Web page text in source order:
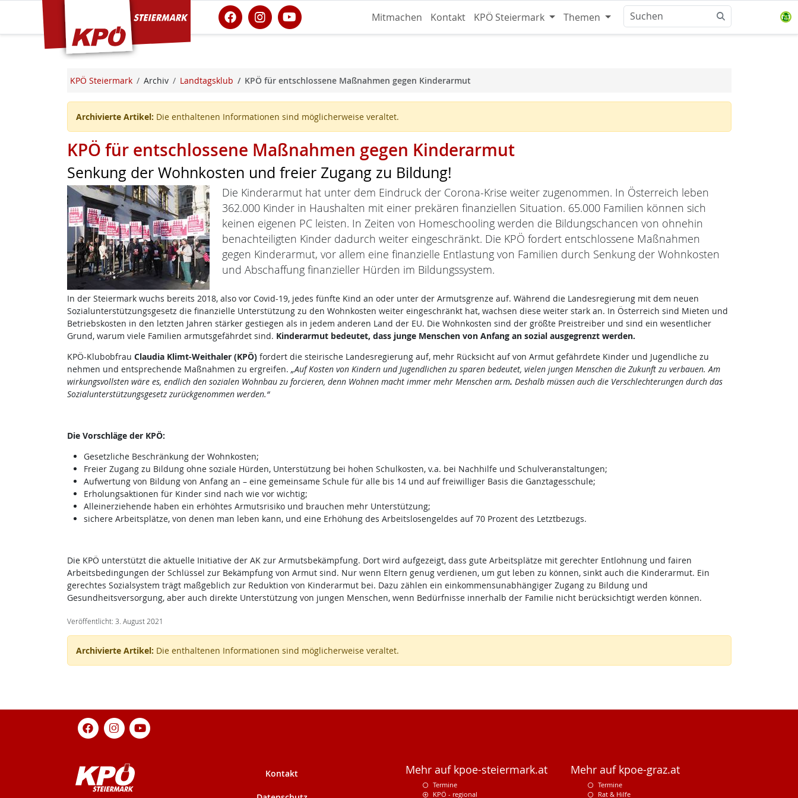
KPÖ Steiermark Mitmachen Kontakt KPÖ Steiermark Themen
KPÖ Steiermark Archiv Landtagsklub KPÖ für entschlossene Maßnahmen gegen Kinderarmut
Archivierte Artikel: Die enthaltenen Informationen sind möglicherweise veraltet.
KPÖ für entschlossene Maßnahmen gegen Kinderarmut
Senkung der Wohnkosten und freier Zugang zu Bildung!
Die Kinderarmut hat unter dem Eindruck der Corona-Krise weiter zugenommen. In Österreich leben
362.000 Kinder in Haushalten mit einer prekären finanziellen Situation. 65.000 Familien können sich
keinen eigenen PC leisten. In Zeiten von Homeschooling werden die Bildungschancen von ohnehin
benachteiligten Kinder dadurch weiter eingeschränkt. Die KPÖ fordert entschlossene Maßnahmen
gegen Kinderarmut, vor allem eine finanzielle Entlastung von Familien durch Senkung der Wohnkosten
und Abschaffung finanzieller Hürden im Bildungssystem.
In der Steiermark wuchs bereits 2018, also vor Covid-19, jedes fünfte Kind an oder unter der Armutsgrenze auf. Während die Landesregierung mit dem neuen
Sozialunterstützungsgesetz die finanzielle Unterstützung zu den Wohnkosten weiter eingeschränkt hat, wachsen diese weiter stark an. In Österreich sind Mieten und
Betriebskosten in den letzten Jahren stärker gestiegen als in jedem anderen Land der EU. Die Wohnkosten sind der größte Preistreiber und sind ein wesentlicher
Grund, warum viele Familien armutsgefährdet sind. Kinderarmut bedeutet, dass junge Menschen von Anfang an sozial ausgegrenzt werden.
KPÖ-Klubobfrau Claudia Klimt-Weithaler (KPÖ)fordert die steirische Landesregierung auf, mehr Rücksicht auf von Armut gefährdete Kinder und Jugendliche zu
nehmen und entsprechende Maßnahmen zu ergreifen. „Auf Kosten von Kindern und Jugendlichen zu sparen bedeutet, vielen jungen Menschen die Zukunft zu verbauen. Am
wirkungsvollsten wäre es, endlich den sozialen Wohnbau zu forcieren, denn Wohnen macht immer mehr Menschen arm. Deshalb müssen auch die Verschlechterungen durch das
Sozialunterstützungsgesetz zurückgenommen werden.“
Die Vorschläge der KPÖ:
Gesetzliche Beschränkung der Wohnkosten;
Freier Zugang zu Bildung ohne soziale Hürden, Unterstützung bei hohen Schulkosten, v.a. bei Nachhilfe und Schulveranstaltungen;
Aufwertung von Bildung von Anfang an – eine gemeinsame Schule für alle bis 14 und auf freiwilliger Basis die Ganztagesschule;
Erholungsaktionen für Kinder sind nach wie vor wichtig;
Alleinerziehende haben ein erhöhtes Armutsrisiko und brauchen mehr Unterstützung;
sichere Arbeitsplätze, von denen man leben kann, und eine Erhöhung des Arbeitslosengeldes auf 70 Prozent des Letztbezugs.
Die KPÖ unterstützt die aktuelle Initiative der AK zur Armutsbekämpfung. Dort wird aufgezeigt, dass gute Arbeitsplätze mit gerechter Entlohnung und fairen
Arbeitsbedingungen der Schlüssel zur Bekämpfung von Armut sind. Nur wenn Eltern genug verdienen, um gut leben zu können, sinkt auch die Kinderarmut. Ein
gerechtes Sozialsystem trägt maßgeblich zur Reduktion von Kinderarmut bei. Dazu zählen ein einkommensunabhängiger Zugang zu Bildung und
Gesundheitsversorgung, aber auch direkte Unterstützung von jungen Menschen, wenn Bedürfnisse innerhalb der Familie nicht berücksichtigt werden können.
Veröffentlicht: 3. August 2021
Archivierte Artikel: Die enthaltenen Informationen sind möglicherweise veraltet.
Kontakt Mehr auf kpoe-steiermark.at
Termine
KPÖ - regional
Mehr auf kpoe-graz.at
Termine
Rat & Hilfe